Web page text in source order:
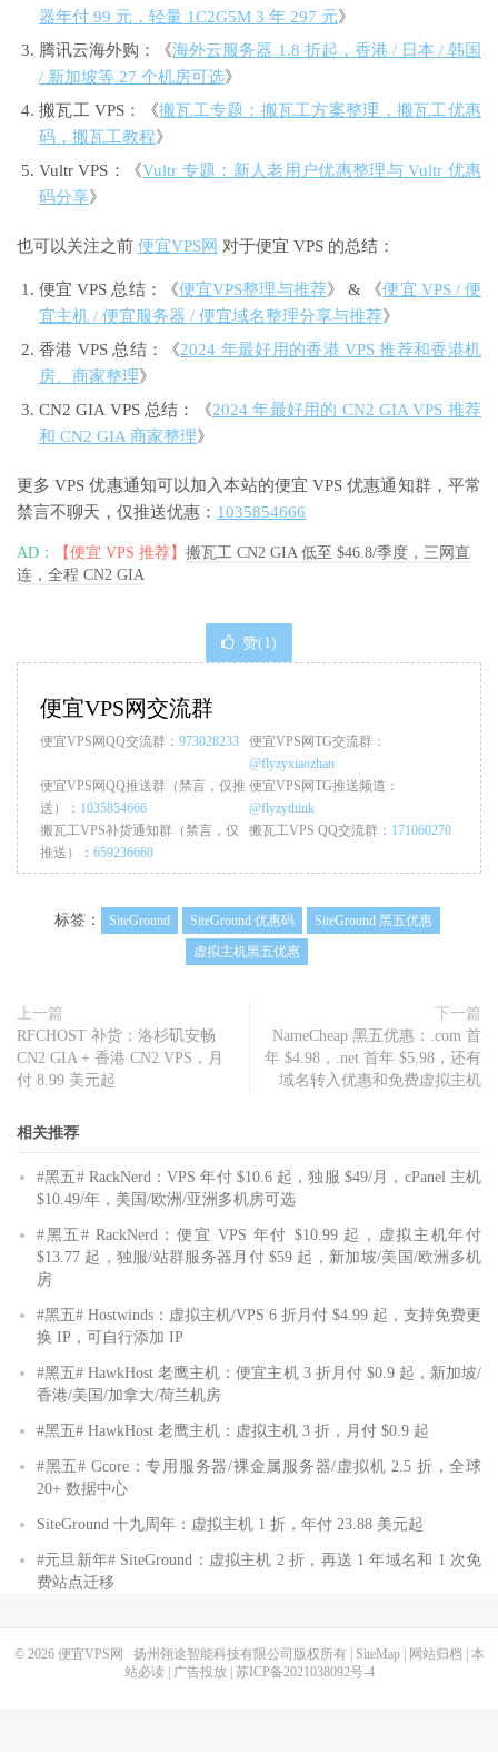
器年付 99 元，轻量 1C2G5M 3 年 297 元》
腾讯云海外购：《海外云服务器 1.8 折起，香港 / 日本 / 韩国
/ 新加坡等 27 个机房可选》
搬瓦工 VPS：《搬瓦工专题：搬瓦工方案整理，搬瓦工优惠
码，搬瓦工教程》
Vultr VPS：《Vultr 专题：新人老用户优惠整理与 Vultr 优惠
码分享》
也可以关注之前 便宜VPS网 对于便宜 VPS 的总结：
便宜 VPS 总结：《便宜VPS整理与推荐》 & 《便宜 VPS / 便
宜主机 / 便宜服务器 / 便宜域名整理分享与推荐》
香港 VPS 总结：《2024 年最好用的香港 VPS 推荐和香港机
房、商家整理》
CN2 GIA VPS 总结：《2024 年最好用的 CN2 GIA VPS 推荐
和 CN2 GIA 商家整理》
更多 VPS 优惠通知可以加入本站的便宜 VPS 优惠通知群，平常
禁言不聊天，仅推送优惠： 1035854666
AD： 【便宜 VPS 推荐】 搬瓦工 CN2 GIA 低至 $46.8/季度，三网直
连，全程 CN2 GIA
赞(1)
便宜VPS网交流群
便宜VPS网QQ交流群： 973028233
便宜VPS网TG交流群：
@flyzyxiaozhan
便宜VPS网QQ推送群（禁言，仅推
送）： 1035854666
便宜VPS网TG推送频道：
@flyzythink
搬瓦工VPS补货通知群（禁言，仅
推送）： 659236660
搬瓦工VPS QQ交流群： 171060270
标签： SiteGround SiteGround 优惠码
SiteGround 黑五优惠
虚拟主机黑五优惠
上一篇
RFCHOST 补货：洛杉矶安畅
CN2 GIA + 香港 CN2 VPS，月
付 8.99 美元起
下一篇
NameCheap 黑五优惠：.com 首
年 $4.98，.net 首年 $5.98，还有
域名转入优惠和免费虚拟主机
相关推荐
#黑五# RackNerd：VPS 年付 $10.6 起，独服 $49/月，cPanel 主机
$10.49/年，美国/欧洲/亚洲多机房可选
#黑五# RackNerd：便宜 VPS 年付 $10.99 起，虚拟主机年付
$13.77 起，独服/站群服务器月付 $59 起，新加坡/美国/欧洲多机
房
#黑五# Hostwinds：虚拟主机/VPS 6 折月付 $4.99 起，支持免费更
换 IP，可自行添加 IP
#黑五# HawkHost 老鹰主机：便宜主机 3 折月付 $0.9 起，新加坡/
香港/美国/加拿大/荷兰机房
#黑五# HawkHost 老鹰主机：虚拟主机 3 折，月付 $0.9 起
#黑五# Gcore：专用服务器/裸金属服务器/虚拟机 2.5 折，全球
20+ 数据中心
SiteGround 十九周年：虚拟主机 1 折，年付 23.88 美元起
#元旦新年# SiteGround：虚拟主机 2 折，再送 1 年域名和 1 次免
费站点迁移
© 2026 便宜VPS网 扬州翎途智能科技有限公司版权所有 | SiteMap| 网站归档 | 本
站必读 | 广告投放| 苏ICP备2021038092号-4